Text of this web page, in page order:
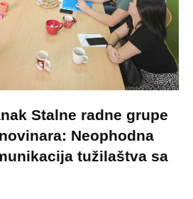
Stalne radne grupe
Neophodna
tužilaštva sa